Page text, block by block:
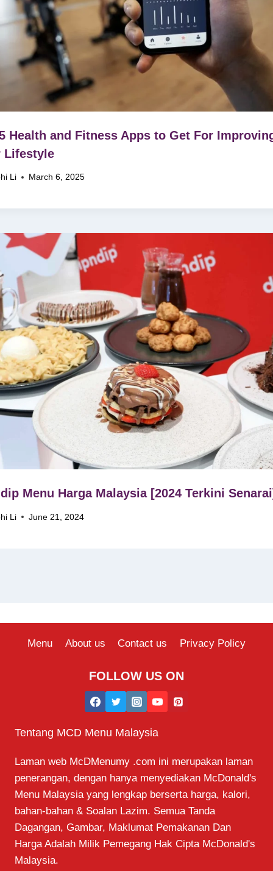
Health and Fitness Apps to Get For
Lifestyle
Li March 6, 2025
Menu Harga Malaysia [2024 Terkini
Li June 21, 2024
Menu About us Contact us Privacy Policy
FOLLOW US ON
Tentang MCD Menu Malaysia
Laman web McDMenumy .com ini merupakan laman
penerangan, dengan hanya menyediakan McDonald's
Menu Malaysia yang lengkap berserta harga, kalori,
bahan-bahan & Soalan Lazim. Semua Tanda
Dagangan, Gambar, Maklumat Pemakanan Dan
Harga Adalah Milik Pemegang Hak Cipta McDonald's
Malaysia.